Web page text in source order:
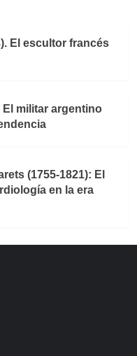
El escultor francés
El militar argentino
(1755-1821): El
en la era